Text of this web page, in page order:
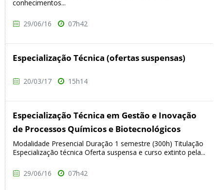
conhecimentos...
29/06/16 07h42
Especialização Técnica (ofertas suspensas)
20/03/17 15h14
Especialização Técnica em Gestão e Inovação
de Processos Químicos e Biotecnológicos
Modalidade Presencial Duração 1 semestre (300h) Titulação
Especialização técnica Oferta suspensa e curso extinto pela...
29/06/16 07h42